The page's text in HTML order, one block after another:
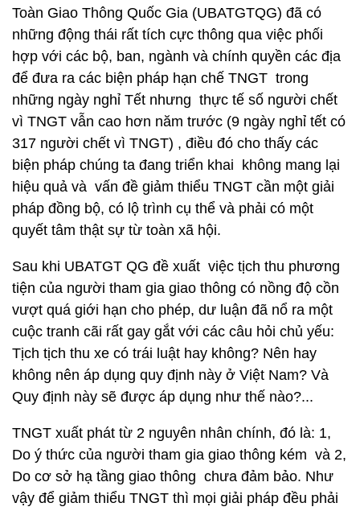
Toàn Giao Thông Quốc Gia (UBATGTQG) đã có
những động thái rất tích cực thông qua việc phối
hợp với các bộ, ban, ngành và chính quyền các địa
để đưa ra các biện pháp hạn chế TNGT trong
những ngày nghỉ Tết nhưng thực tế số người chết
vì TNGT vẫn cao hơn năm trước (9 ngày nghỉ tết có
317 người chết vì TNGT) , điều đó cho thấy các
biện pháp chúng ta đang triển khai không mang lại
hiệu quả và vấn đề giảm thiểu TNGT cần một giải
pháp đồng bộ, có lộ trình cụ thể và phải có một
quyết tâm thật sự từ toàn xã hội.
Sau khi UBATGT QG đề xuất việc tịch thu phương
tiện của người tham gia giao thông có nồng độ cồn
vượt quá giới hạn cho phép, dư luận đã nổ ra một
cuộc tranh cãi rất gay gắt với các câu hỏi chủ yếu:
Tịch tịch thu xe có trái luật hay không? Nên hay
không nên áp dụng quy định này ở Việt Nam? Và
Quy định này sẽ được áp dụng như thế nào?...
TNGT xuất phát từ 2 nguyên nhân chính, đó là: 1,
Do ý thức của người tham gia giao thông kém và 2,
Do cơ sở hạ tầng giao thông chưa đảm bảo. Như
vậy để giảm thiểu TNGT thì mọi giải pháp đều phải